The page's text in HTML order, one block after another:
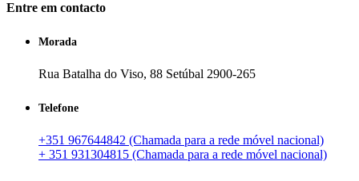
Entre em contacto
Morada
Rua Batalha do Viso, 88 Setúbal 2900-265
Telefone
+351 967644842 (Chamada para a rede móvel nacional)
+ 351 931304815 (Chamada para a rede móvel nacional)